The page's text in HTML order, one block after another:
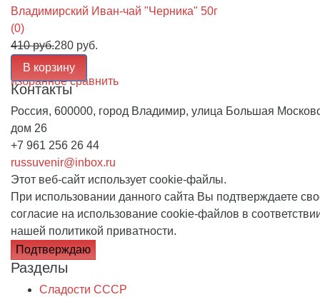
избранное сравнить
Владимирский Иван-чай "Черника" 50г
(0)
410 руб.280 руб.
В корзину
Контакты
Россия, 600000, город Владимир, улица Большая
дом 26
+7 961 256 26 44
russuvenir@inbox.ru
Этот веб-сайт использует cookie-файлы.
При использовании данного сайта Вы подтверждаете
согласие на использование cookie-файлов в
нашей политикой приватности.
Подтверждаю
Разделы
Сладости СССР